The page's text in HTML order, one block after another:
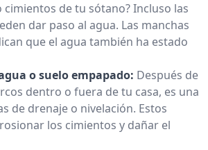
cimientos de tu sótano? Incluso las
dar paso al agua. Las manchas
que el agua también ha estado
o suelo empapado: Después de
dentro o fuera de tu casa, es una
de drenaje o nivelación. Estos
los cimientos y dañar el